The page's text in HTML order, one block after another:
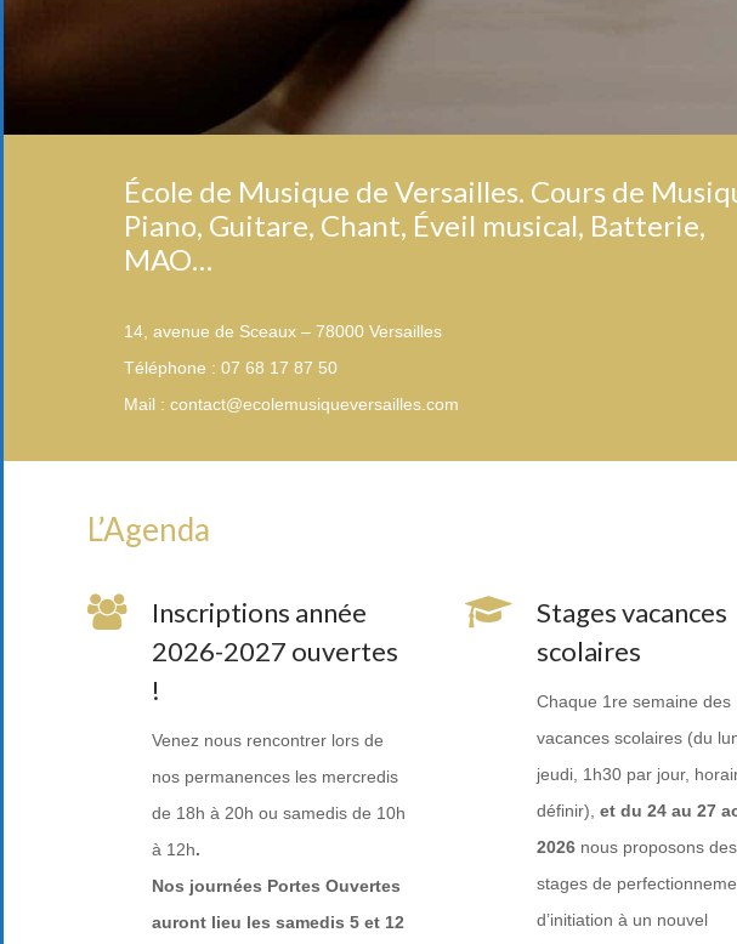
École de Musique de Versailles. Cours de
Piano, Guitare, Chant, Éveil musical, Batterie,
MAO…
14, avenue de Sceaux – 78000 Versailles
Téléphone : 07 68 17 87 50
Mail : contact@ecolemusiqueversailles.com
L’Agenda
Inscriptions année
2026-2027 ouvertes
!
Venez nous rencontrer lors de
nos permanences les mercredis
de 18h à 20h ou samedis de 10h
à 12h.
Nos journées Portes Ouvertes
auront lieu les samedis 5 et 12
Stages vacances
scolaires
Chaque 1re semaine des
vacances scolaires (du
jeudi, 1h30 par jour,
définir), et du 24 au 27
2026 nous proposons des
stages de
d’initiation à un nouvel